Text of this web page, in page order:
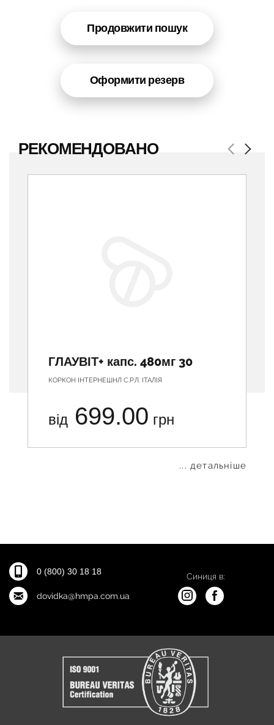
Продовжити пошук
Оформити резерв
РЕКОМЕНДОВАНО Previous
ГЛАУВІТ+ капс. 480мг 30
КОРКОН ІНТЕРНЕШНЛ С.Р.Л. ІТАЛІЯ
від 699.00 грн
... детальніше
Next
0 (800) 30 18 18
dovidka@hmpa.com.ua
Синиця в: